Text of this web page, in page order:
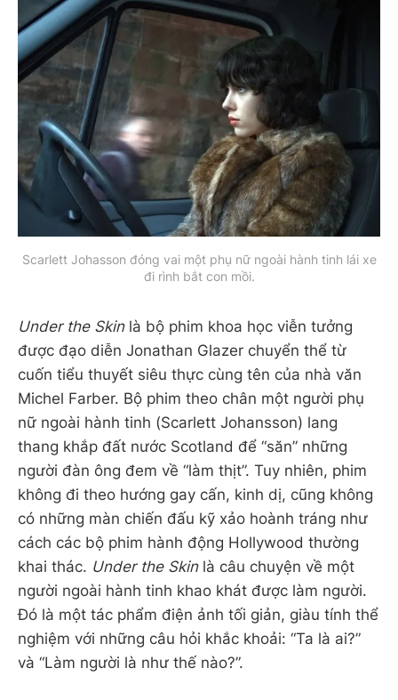
Scarlett Johasson đóng vai một phụ nữ ngoài hành tinh lái xe
đi rình bắt con mồi.
Under the Skinlà bộ phim khoa học viễn tưởng
được đạo diễn Jonathan Glazer chuyển thể từ
cuốn tiểu thuyết siêu thực cùng tên của nhà văn
Michel Farber. Bộ phim theo chân một người phụ
nữ ngoài hành tinh (Scarlett Johansson) lang
thang khắp đất nước Scotland để “săn” những
người đàn ông đem về “làm thịt”. Tuy nhiên, phim
không đi theo hướng gay cấn, kinh dị, cũng không
có những màn chiến đấu kỹ xảo hoành tráng như
cách các bộ phim hành động Hollywood thường
khai thác. Under the Skin là câu chuyện về một
người ngoài hành tinh khao khát được làm người.
Đó là một tác phẩm điện ảnh tối giản, giàu tính thể
nghiệm với những câu hỏi khắc khoải: “Ta là ai?”
và “Làm người là như thế nào?”.